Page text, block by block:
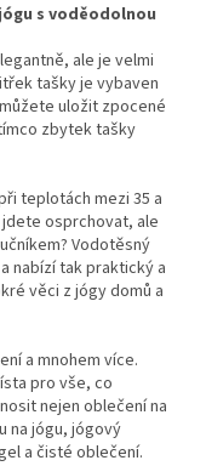
s voděodolnou
ale je velmi
tašky je vybaven
uložit zpocené
zbytek tašky
teplotách mezi 35 a
osprchovat, ale
Vodotěsný
nabízí tak praktický a
věci z jógy domů a
a mnohem více.
pro vše, co
nejen oblečení na
na jógu, jógový
a čisté oblečení.